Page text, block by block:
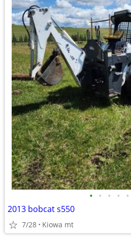
• • • • •
2013 bobcat s550
7/28 Kiowa mt